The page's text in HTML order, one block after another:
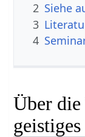
2 Siehe
3
4
Über